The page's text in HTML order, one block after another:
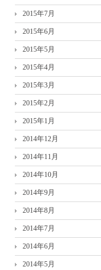
2015年7月
2015年6月
2015年5月
2015年4月
2015年3月
2015年2月
2015年1月
2014年12月
2014年11月
2014年10月
2014年9月
2014年8月
2014年7月
2014年6月
2014年5月